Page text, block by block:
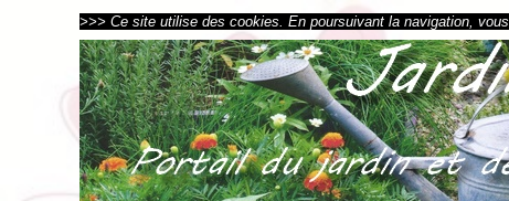
>>> Ce site utilise des cookies. En poursuivant la navigation,